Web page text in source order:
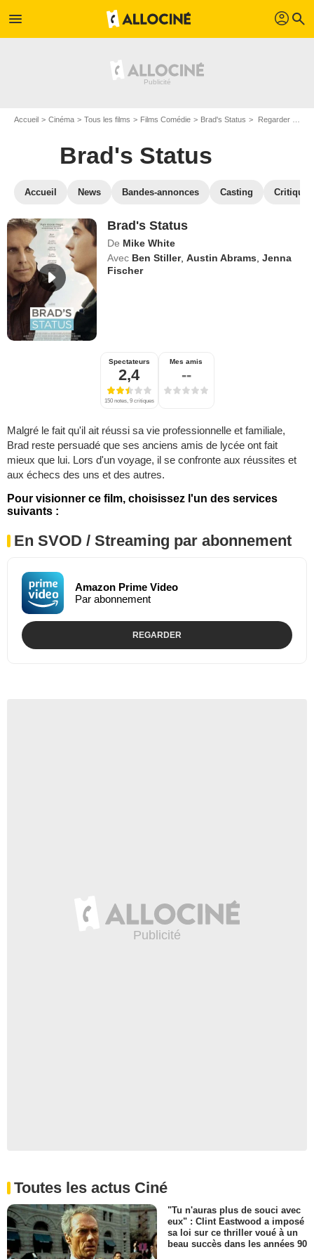
menu profil search
Accueil Cinéma Tous les films Films Comédie Brad's Status Regarder Brad's Status en SVOD
Brad's Status
Accueil News Bandes-annonces Casting
Brad's Status
De Mike White
Avec Ben Stiller,Austin Abrams ,Jenna
Fischer
Spectateurs
2,4
150 notes, 9 critiques
Mes amis
--
Malgré le fait qu'il ait réussi sa vie professionnelle et familiale,
Brad reste persuadé que ses anciens amis de lycée ont fait
mieux que lui. Lors d'un voyage, il se confronte aux réussites et
aux échecs des uns et des autres.
Pour visionner ce film, choisissez l'un des services
suivants :
En SVOD / Streaming par abonnement
Amazon Prime Video
Par abonnement
REGARDER
Toutes les actus Ciné
"Tu n'auras plus de souci avec
eux" : Clint Eastwood a imposé
sa loi sur ce thriller voué à un
beau succès dans les années 90